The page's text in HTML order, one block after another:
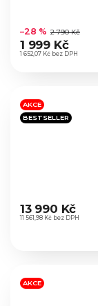
hodnocení
produktu
je
hvězdiček.
1 652,07 Kč bez DPH
–28 % 2 790 Kč
1 999 Kč
AKCE
BESTSELLER
hodnocení
produktu
hvězdiček.
11 561,98 Kč bez DPH
13 990 Kč
AKCE